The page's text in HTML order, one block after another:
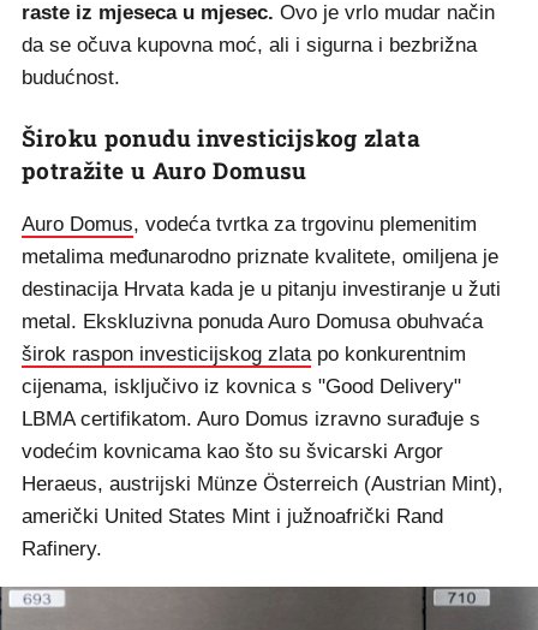
raste iz mjeseca u mjesec. Ovo je vrlo mudar način
da se očuva kupovna moć, ali i sigurna i bezbrižna
budućnost.
Široku ponudu investicijskog zlata
potražite u Auro Domusu
Auro Domus, vodeća tvrtka za trgovinu plemenitim
metalima međunarodno priznate kvalitete, omiljena je
destinacija Hrvata kada je u pitanju investiranje u žuti
metal. Ekskluzivna ponuda Auro Domusa obuhvaća
širok raspon investicijskog zlatapo konkurentnim
cijenama, isključivo iz kovnica s "Good Delivery"
LBMA certifikatom. Auro Domus izravno surađuje s
vodećim kovnicama kao što su švicarski Argor
Heraeus, austrijski Münze Österreich (Austrian Mint),
američki United States Mint i južnoafrički Rand
Rafinery.